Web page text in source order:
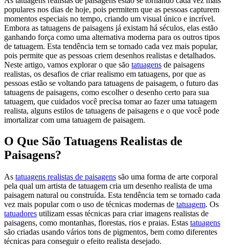
populares nos dias de hoje, pois permitem que as pessoas capturem
momentos especiais no tempo, criando um visual único e incrível.
Embora as tatuagens de paisagens já existam há séculos, elas estão
ganhando força como uma alternativa moderna para os outros tipos
de tatuagem. Esta tendência tem se tornado cada vez mais popular,
pois permite que as pessoas criem desenhos realistas e detalhados.
Neste artigo, vamos explorar o que são tatuagens de paisagens
realistas, os desafios de criar realismo em tatuagens, por que as
pessoas estão se voltando para tatuagens de paisagem, o futuro das
tatuagens de paisagens, como escolher o desenho certo para sua
tatuagem, que cuidados você precisa tomar ao fazer uma tatuagem
realista, alguns estilos de tatuagens de paisagens e o que você pode
imortalizar com uma tatuagem de paisagem.
O Que São Tatuagens Realistas de
Paisagens?
As tatuagens realistas de paisagens são uma forma de arte corporal
pela qual um artista de tatuagem cria um desenho realista de uma
paisagem natural ou construída. Esta tendência tem se tornado cada
vez mais popular com o uso de técnicas modernas de tatuagem. Os
tatuadores utilizam essas técnicas para criar imagens realistas de
paisagens, como montanhas, florestas, rios e praias. Estas tatuagens
são criadas usando vários tons de pigmentos, bem como diferentes
técnicas para conseguir o efeito realista desejado.